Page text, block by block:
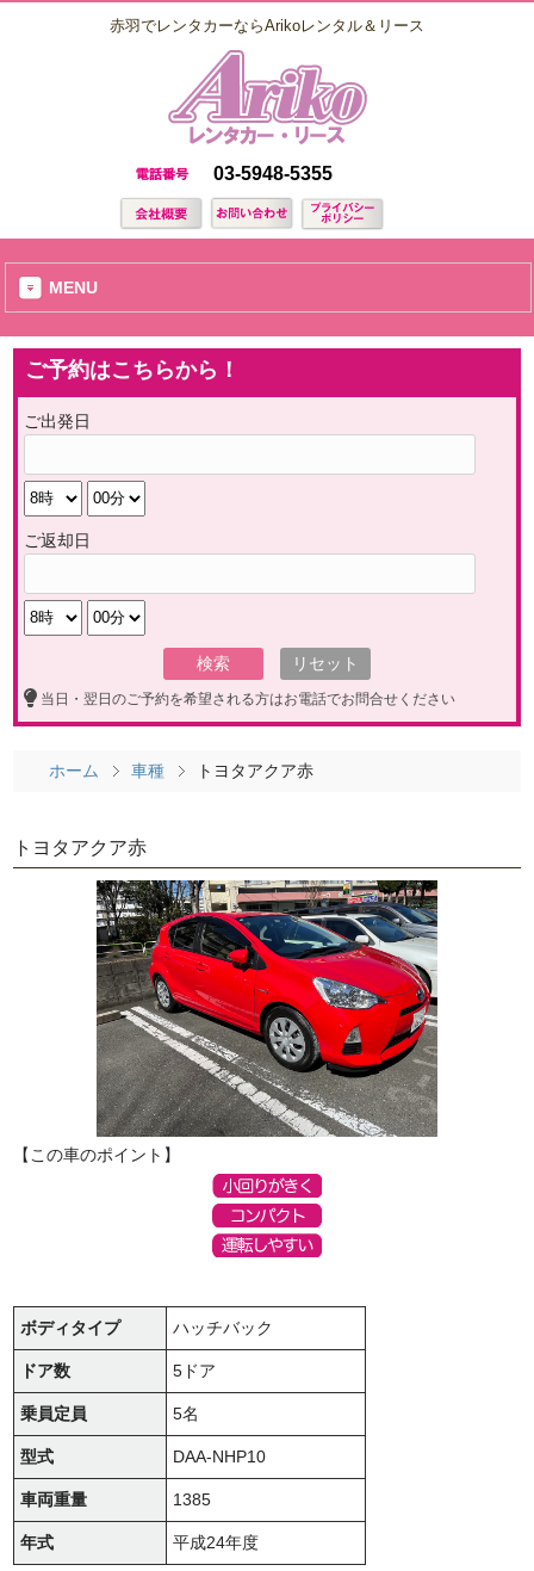
赤羽でレンタカーならArikoレンタル＆リース
03-5948-5355
MENU
ご予約はこちらから！
ご出発日
ご返却日
当日・翌日のご予約を希望される方はお電話でお問合せください
ホーム 車種 トヨタアクア赤
トヨタアクア赤
【この車のポイント】
ボディタイプ ハッチバック
ドア数 5ドア
乗員定員 5名
型式 DAA-NHP10
車両重量 1385
年式 平成24年度